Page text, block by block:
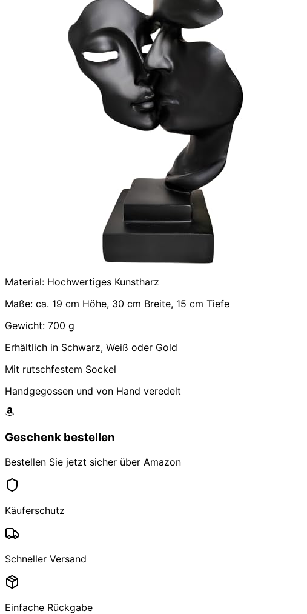
Material: Hochwertiges Kunstharz
Maße: ca. 19 cm Höhe, 30 cm Breite, 15 cm Tiefe
Gewicht: 700 g
Erhältlich in Schwarz, Weiß oder Gold
Mit rutschfestem Sockel
Handgegossen und von Hand veredelt
Geschenk bestellen
Bestellen Sie jetzt sicher über Amazon
Käuferschutz
Schneller Versand
Einfache Rückgabe